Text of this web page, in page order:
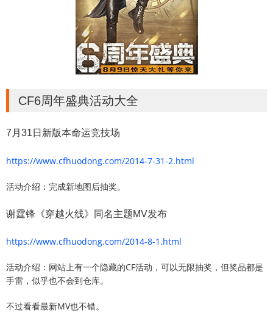
CF6周年盛典活动大全
7月31日新版本命运竞技场
https://www.cfhuodong.com/2014-7-31-2.html
活动介绍：完成新地图后抽奖。
谢霆锋《穿越火线》同名主题MV发布
https://www.cfhuodong.com/2014-8-1.html
活动介绍：网站上有一个隐藏的CF活动，可以无限抽奖，但奖品都是
手雷，似乎也不会到仓库。
不过看看最新MV也不错。